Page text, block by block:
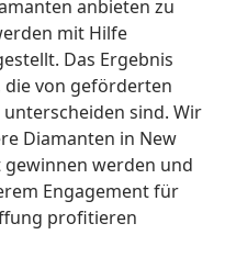
anbieten zu
mit Hilfe
Das Ergebnis
von geförderten
sind. Wir
Diamanten in New
werden und
Engagement für
profitieren